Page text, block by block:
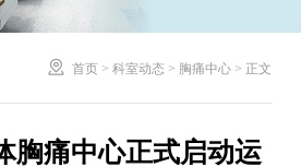
 首页 > 科室动态 > 胸痛中心 > 正文
胸痛中心正式启动运